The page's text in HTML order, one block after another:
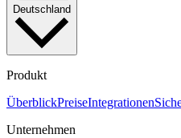
Deutschland
Produkt
ÜberblickPreiseIntegrationen
Unternehmen